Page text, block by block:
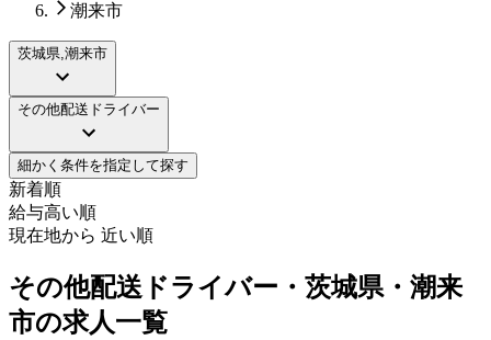
潮来市
茨城県,潮来市
その他配送ドライバー
細かく条件を指定して探す
新着順
給与高い順
現在地から 近い順
その他配送ドライバー・茨城県・潮来
市の求人一覧